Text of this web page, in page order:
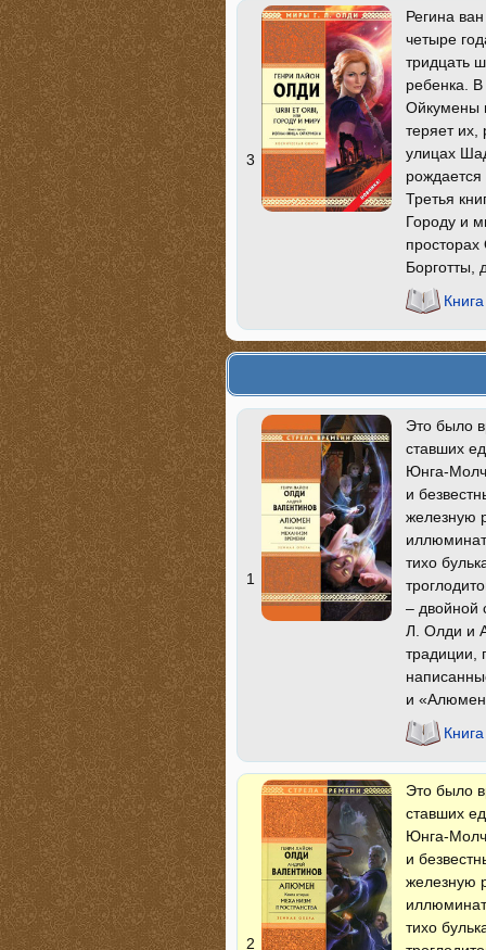
3
Регина
четыре
тридцать
ребенка.
Ойкумены
теряет
улицах
Третья
Городу и
Борготты,
1
Это было
ставших
Юнга-
и
железную
тихо
– двойной
Л. Олди и
традиции,
и
2
Это было
ставших
Юнга-
и
железную
тихо